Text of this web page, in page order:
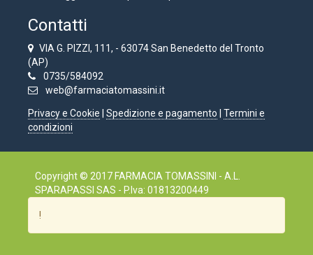
Contatti
VIA G. PIZZI, 111, - 63074 San Benedetto del Tronto
(AP)
0735/584092
web@farmaciatomassini.it
Privacy e Cookie Spedizione e pagamento
Termini e
condizioni
Copyright © 2017 FARMACIA TOMASSINI - A.L.
SPARAPASSI SAS - P.Iva: 01813200449
!